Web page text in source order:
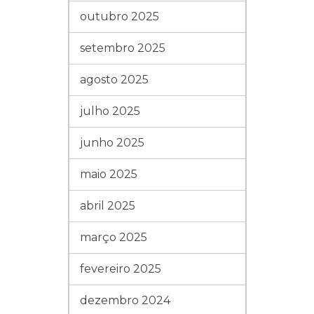
outubro 2025
setembro 2025
agosto 2025
julho 2025
junho 2025
maio 2025
abril 2025
março 2025
fevereiro 2025
dezembro 2024